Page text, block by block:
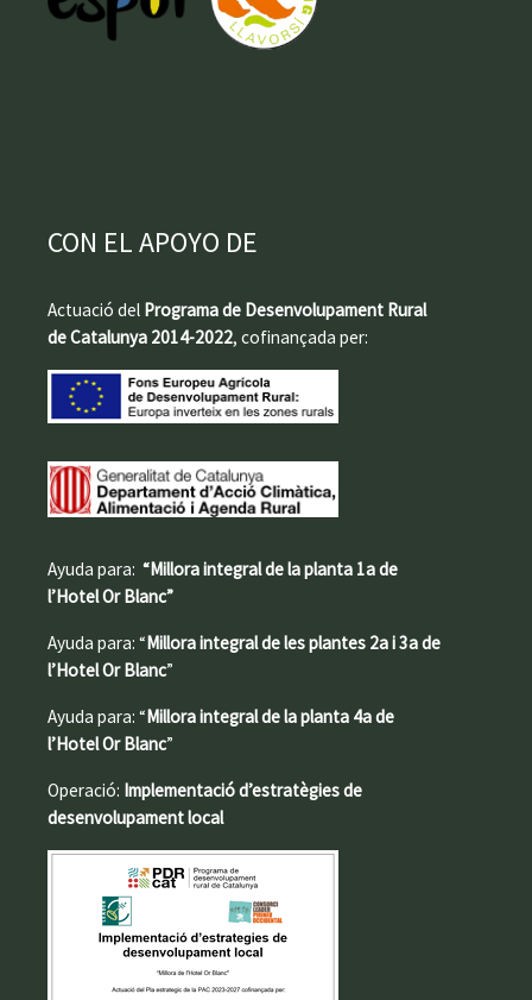
CON EL APOYO DE
Actuació del Programa de Desenvolupament Rural
de Catalunya 2014-2022, cofinançada per:
Ayuda para: “Millora integral de la planta 1a de
l’Hotel Or Blanc”
Ayuda para: “Millora integral de les plantes 2a i 3a de
l’Hotel Or Blanc”
Ayuda para: “Millora integral de la planta 4a de
l’Hotel Or Blanc”
Operació: Implementació d’estratègies de
desenvolupament local